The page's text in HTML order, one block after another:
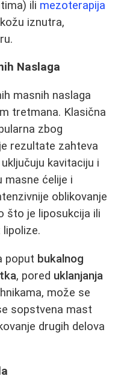
ili mezoterapija
iznutra,
Naslaga
masnih naslaga
tretmana. Klasična
zbog
rezultate zahteva
kavitaciju i
masne ćelije i
oblikovanje
što je liposukcija ili
poput bukalnog
, pored uklanjanja
može se
sopstvena mast
drugih delova